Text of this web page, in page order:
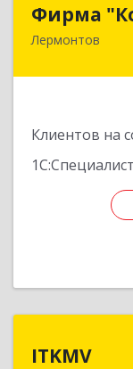
Фирма
Лермонтов
Клиентов на
1С:Специалист
357348,
ITKMV